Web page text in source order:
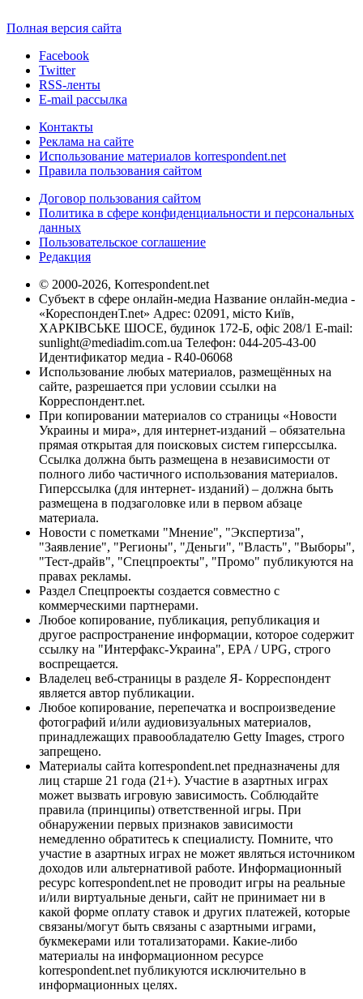
Полная версия сайта
Facebook
Twitter
RSS-ленты
E-mail рассылка
Контакты
Реклама на сайте
Использование материалов korrespondent.net
Правила пользования сайтом
Договор пользования сайтом
Политика в сфере конфиденциальности и персональных
данных
Пользовательское соглашение
Редакция
© 2000-2026, Korrespondent.net
Субъект в сфере онлайн-медиа Название онлайн-медиа -
«КореспонденТ.net» Адрес: 02091, місто Київ,
ХАРКІВСЬКЕ ШОСЕ, будинок 172-Б, офіс 208/1 E-mail:
sunlight@mediadim.com.ua Телефон: 044-205-43-00
Идентификатор медиа - R40-06068
Использование любых материалов, размещённых на
сайте, разрешается при условии ссылки на
Корреспондент.net.
При копировании материалов со страницы «Новости
Украины и мира», для интернет-изданий – обязательна
прямая открытая для поисковых систем гиперссылка.
Ссылка должна быть размещена в независимости от
полного либо частичного использования материалов.
Гиперссылка (для интернет- изданий) – должна быть
размещена в подзаголовке или в первом абзаце
материала.
Новости с пометками "Мнение", "Экспертиза",
"Заявление", "Регионы", "Деньги", "Власть", "Выборы",
"Тест-драйв", "Спецпроекты", "Промо" публикуются на
правах рекламы.
Раздел Спецпроекты создается совместно с
коммерческими партнерами.
Любое копирование, публикация, републикация и
другое распространение информации, которое содержит
ссылку на "Интерфакс-Украина", EPA / UPG, строго
воспрещается.
Владелец веб-страницы в разделе Я- Корреспондент
является автор публикации.
Любое копирование, перепечатка и воспроизведение
фотографий и/или аудиовизуальных материалов,
принадлежащих правообладателю Getty Images, строго
запрещено.
Материалы сайта korrespondent.net предназначены для
лиц старше 21 года (21+). Участие в азартных играх
может вызвать игровую зависимость. Соблюдайте
правила (принципы) ответственной игры. При
обнаружении первых признаков зависимости
немедленно обратитесь к специалисту. Помните, что
участие в азартных играх не может являться источником
доходов или альтернативой работе. Информационный
ресурс korrespondent.net не проводит игры на реальные
и/или виртуальные деньги, сайт не принимает ни в
какой форме оплату ставок и других платежей, которые
связаны/могут быть связаны с азартными играми,
букмекерами или тотализаторами. Какие-либо
материалы на информационном ресурсе
korrespondent.net публикуются исключительно в
информационных целях.